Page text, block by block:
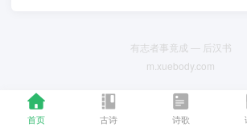
首页 古诗 诗歌
有志者事竟成 — 后汉书
m.xuebody.com